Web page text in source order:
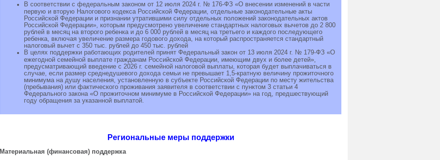
В соответствии с федеральным законом от 12 июля 2024 г. № 176-ФЗ «О внесении изменений в части
первую и вторую Налогового кодекса Российской Федерации, отдельные законодательные акты
Российской Федерации и признании утратившими силу отдельных положений законодательных актов
Российской Федерации», которым предусмотрено увеличение стандартных налоговых вычетов до 2 800
рублей в месяц на второго ребенка и до 6 000 рублей в месяц на третьего и каждого последующего
ребенка, включая увеличение размера годового дохода, на который распространяется стандартный
налоговый вычет с 350 тыс. рублей до 450 тыс. рублей
В целях поддержки работающих родителей принят Федеральный закон от 13 июля 2024 г. № 179-ФЗ «О
ежегодной семейной выплате гражданам Российской Федерации, имеющим двух и более детей»,
предусматривающий введение с 2026 г. семейной налоговой выплаты, которая будет выплачиваться в
случае, если размер среднедушевого дохода семьи не превышает 1,5-кратную величину прожиточного
минимума на душу населения, установленную в субъекте Российской Федерации по месту жительства
(пребывания) или фактического проживания заявителя в соответствии с пунктом 3 статьи 4
Федерального закона «О прожиточном минимуме в Российской Федерации» на год, предшествующий
году обращения за указанной выплатой.
Региональные меры поддержки
Материальная (финансовая) поддержка